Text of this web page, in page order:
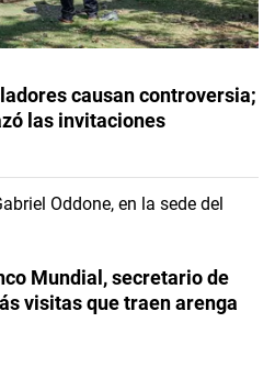
causan controversia;
las invitaciones
Mundial, secretario de
visitas que traen arenga